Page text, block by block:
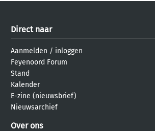
Direct naar
Aanmelden / inloggen
Feyenoord Forum
Stand
Kalender
E-zine (nieuwsbrief)
Nieuwsarchief
Over ons